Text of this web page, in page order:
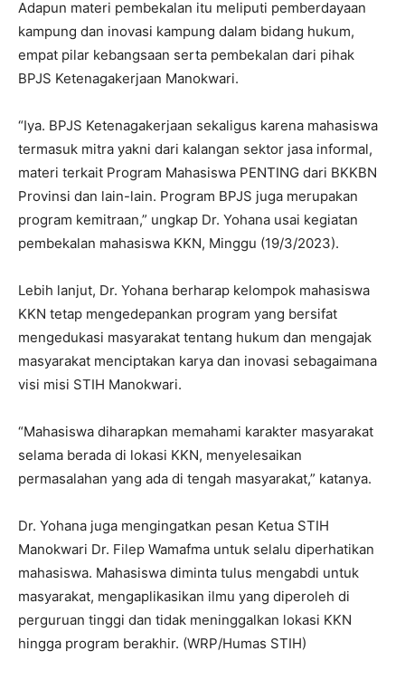
Adapun materi pembekalan itu meliputi pemberdayaan
kampung dan inovasi kampung dalam bidang hukum,
empat pilar kebangsaan serta pembekalan dari pihak
BPJS Ketenagakerjaan Manokwari.
“Iya. BPJS Ketenagakerjaan sekaligus karena mahasiswa
termasuk mitra yakni dari kalangan sektor jasa informal,
materi terkait Program Mahasiswa PENTING dari BKKBN
Provinsi dan lain-lain. Program BPJS juga merupakan
program kemitraan,” ungkap Dr. Yohana usai kegiatan
pembekalan mahasiswa KKN, Minggu (19/3/2023).
Lebih lanjut, Dr. Yohana berharap kelompok mahasiswa
KKN tetap mengedepankan program yang bersifat
mengedukasi masyarakat tentang hukum dan mengajak
masyarakat menciptakan karya dan inovasi sebagaimana
visi misi STIH Manokwari.
“Mahasiswa diharapkan memahami karakter masyarakat
selama berada di lokasi KKN, menyelesaikan
permasalahan yang ada di tengah masyarakat,” katanya.
Dr. Yohana juga mengingatkan pesan Ketua STIH
Manokwari Dr. Filep Wamafma untuk selalu diperhatikan
mahasiswa. Mahasiswa diminta tulus mengabdi untuk
masyarakat, mengaplikasikan ilmu yang diperoleh di
perguruan tinggi dan tidak meninggalkan lokasi KKN
hingga program berakhir. (WRP/Humas STIH)